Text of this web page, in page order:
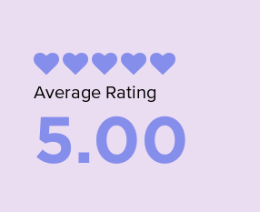
Average Rating
5.00